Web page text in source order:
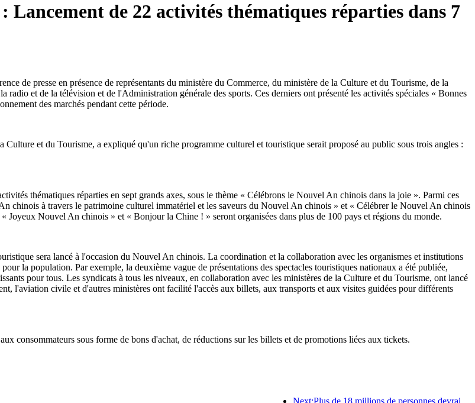
de 22 activités thématiques réparties dans 7
de presse en présence de représentants du ministère du Commerce, du ministère de la Culture et du Tourisme, de la
et de la télévision et de l'Administration générale des sports. Ces derniers ont présenté les activités spéciales « Bonnes
des marchés pendant cette période.
et du Tourisme, a expliqué qu'un riche programme culturel et touristique serait proposé au public sous trois angles :
thématiques réparties en sept grands axes, sous le thème « Célébrons le Nouvel An chinois dans la joie ». Parmi ces
chinois à travers le patrimoine culturel immatériel et les saveurs du Nouvel An chinois » et « Célébrer le Nouvel An chinois
Joyeux Nouvel An chinois » et « Bonjour la Chine ! » seront organisées dans plus de 100 pays et régions du monde.
sera lancé à l'occasion du Nouvel An chinois. La coordination et la collaboration avec les organismes et institutions
la population. Par exemple, la deuxième vague de présentations des spectacles touristiques nationaux a été publiée,
pour tous. Les syndicats à tous les niveaux, en collaboration avec les ministères de la Culture et du Tourisme, ont lancé
l'aviation civile et d'autres ministères ont facilité l'accès aux billets, aux transports et aux visites guidées pour différents
consommateurs sous forme de bons d'achat, de réductions sur les billets et de promotions liées aux tickets.